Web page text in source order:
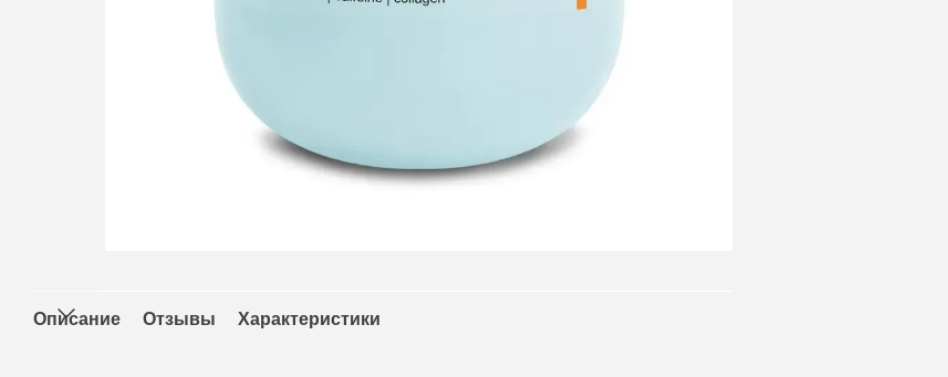
Описание Отзывы Характеристики